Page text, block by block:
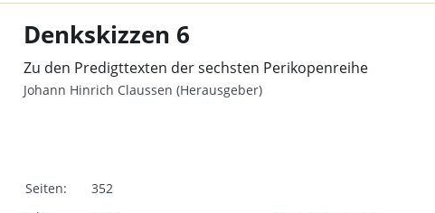
Denkskizzen 6
Zu den Predigttexten der sechsten Perikopenreihe
Johann Hinrich Claussen (Herausgeber)
Seiten:
352